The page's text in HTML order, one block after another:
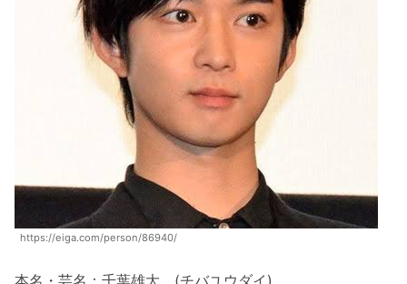
https://eiga.com/person/86940/
本名・芸名：千葉雄大 (チバユウダイ)